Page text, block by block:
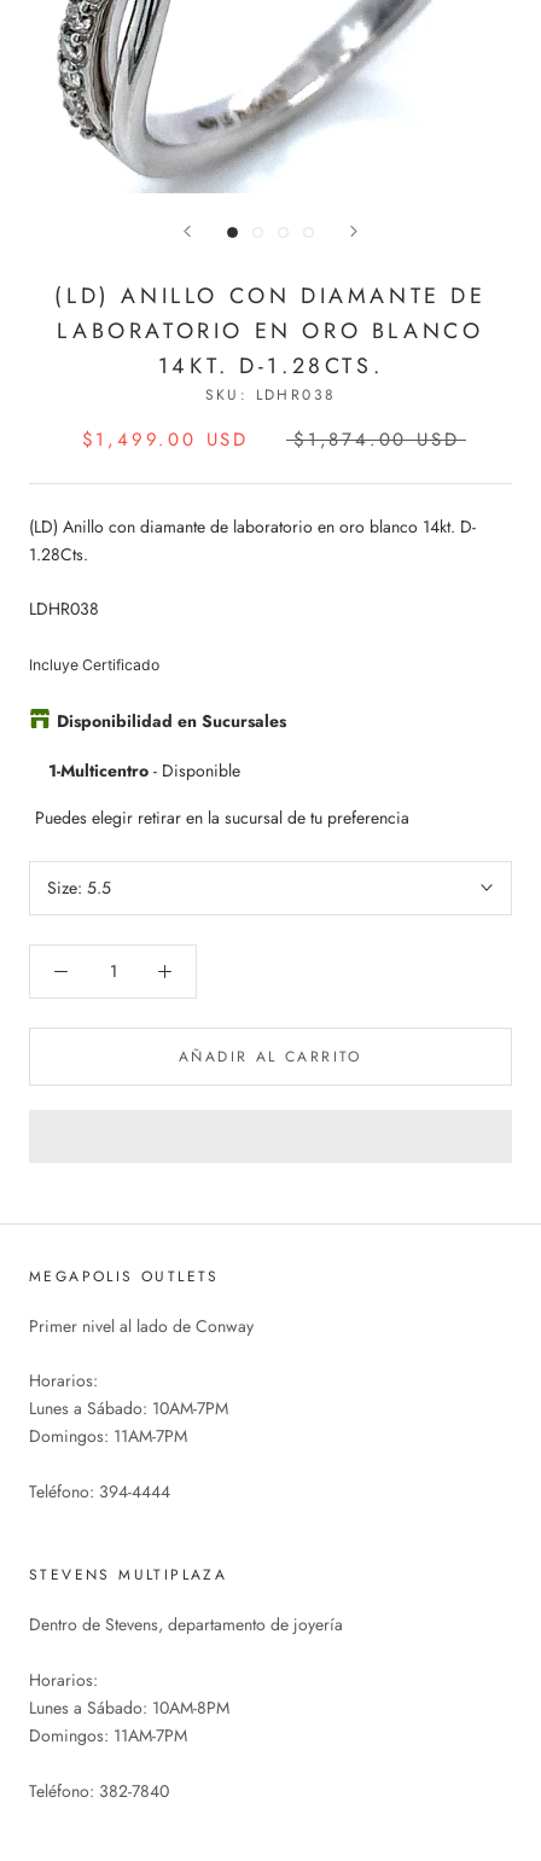
(LD) ANILLO CON DIAMANTE DE
LABORATORIO EN ORO BLANCO
14KT. D-1.28CTS.
SKU: LDHR038
$1,499.00 USD $1,874.00 USD
(LD) Anillo con diamante de laboratorio en oro blanco 14kt. D-
1.28Cts.
LDHR038
Incluye Certificado
Disponibilidad en Sucursales
1-Multicentro - Disponible
Puedes elegir retirar en la sucursal de tu preferencia
Size: 5.5
AÑADIR AL CARRITO
MEGAPOLIS OUTLETS
Primer nivel al lado de Conway
Horarios:
Lunes a Sábado: 10AM-7PM
Domingos: 11AM-7PM
Teléfono: 394-4444
STEVENS MULTIPLAZA
Dentro de Stevens, departamento de joyería
Horarios:
Lunes a Sábado: 10AM-8PM
Domingos: 11AM-7PM
Teléfono: 382-7840